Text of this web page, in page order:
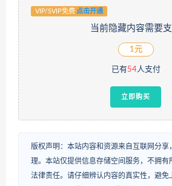
VIP/SVIP免费 点击开通
当前隐藏内容需要
1元
已有 54人支付
立即购买
版权声明：本站内容和资源来自互联网分享
理。本站仅提供信息存储空间服务，不拥有
法律责任。请仔细辨认内容的真实性，避免